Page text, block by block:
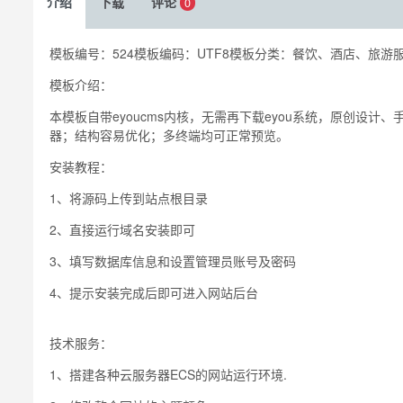
模板编号：524模板编码：UTF8模板分类：餐饮、酒店、旅游
模板介绍：
本模板自带eyoucms内核，无需再下载eyou系统，原创设计
器；结构容易优化；多终端均可正常预览。
安装教程：
1、将源码上传到站点根目录
2、直接运行域名安装即可
3、填写数据库信息和设置管理员账号及密码
4、提示安装完成后即可进入网站后台
技术服务：
1、搭建各种云服务器ECS的网站运行环境.